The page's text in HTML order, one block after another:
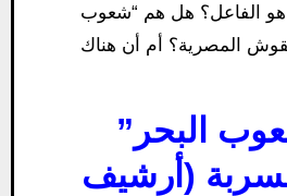
هو الفاعل؟ هل هم “شعوب
المصرية؟ أم أن هناك
البحر”
(أرشيف